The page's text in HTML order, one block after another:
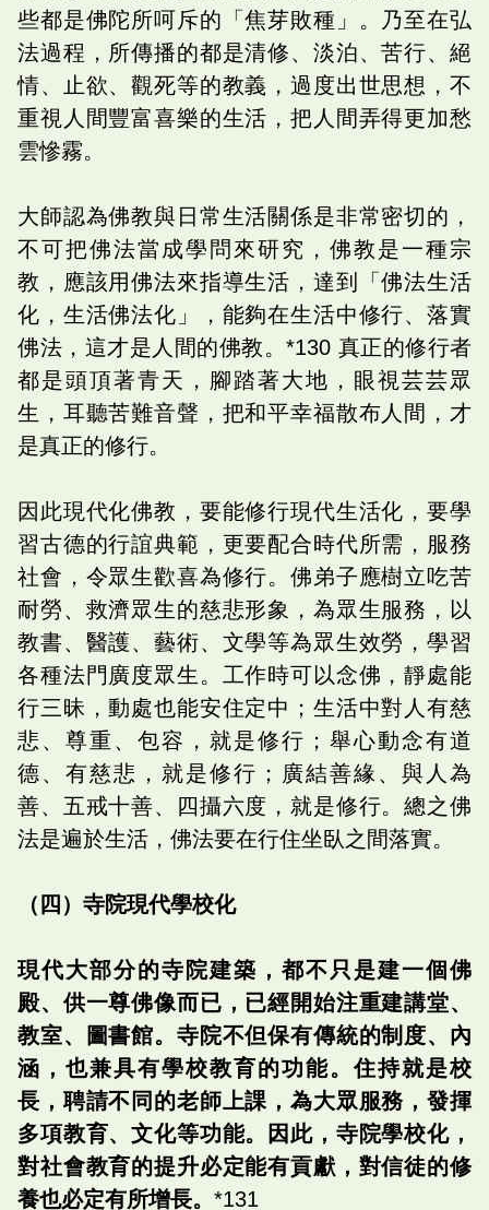
些都是佛陀所呵斥的「焦芽敗種」。乃至在弘
法過程，所傳播的都是清修、淡泊、苦行、絕
情、止欲、觀死等的教義，過度出世思想，不
重視人間豐富喜樂的生活，把人間弄得更加愁
雲慘霧。
大師認為佛教與日常生活關係是非常密切的，
不可把佛法當成學問來研究，佛教是一種宗
教，應該用佛法來指導生活，達到「佛法生活
化，生活佛法化」，能夠在生活中修行、落實
佛法，這才是人間的佛教。*130 真正的修行者
都是頭頂著青天，腳踏著大地，眼視芸芸眾
生，耳聽苦難音聲，把和平幸福散布人間，才
是真正的修行。
因此現代化佛教，要能修行現代生活化，要學
習古德的行誼典範，更要配合時代所需，服務
社會，令眾生歡喜為修行。佛弟子應樹立吃苦
耐勞、救濟眾生的慈悲形象，為眾生服務，以
教書、醫護、藝術、文學等為眾生效勞，學習
各種法門廣度眾生。工作時可以念佛，靜處能
行三昧，動處也能安住定中；生活中對人有慈
悲、尊重、包容，就是修行；舉心動念有道
德、有慈悲，就是修行；廣結善緣、與人為
善、五戒十善、四攝六度，就是修行。總之佛
法是遍於生活，佛法要在行住坐臥之間落實。
（四）寺院現代學校化
現代大部分的寺院建築，都不只是建一個佛
殿、供一尊佛像而已，已經開始注重建講堂、
教室、圖書館。寺院不但保有傳統的制度、內
涵，也兼具有學校教育的功能。住持就是校
長，聘請不同的老師上課，為大眾服務，發揮
多項教育、文化等功能。因此，寺院學校化，
對社會教育的提升必定能有貢獻，對信徒的修
養也必定有所增長。 *131